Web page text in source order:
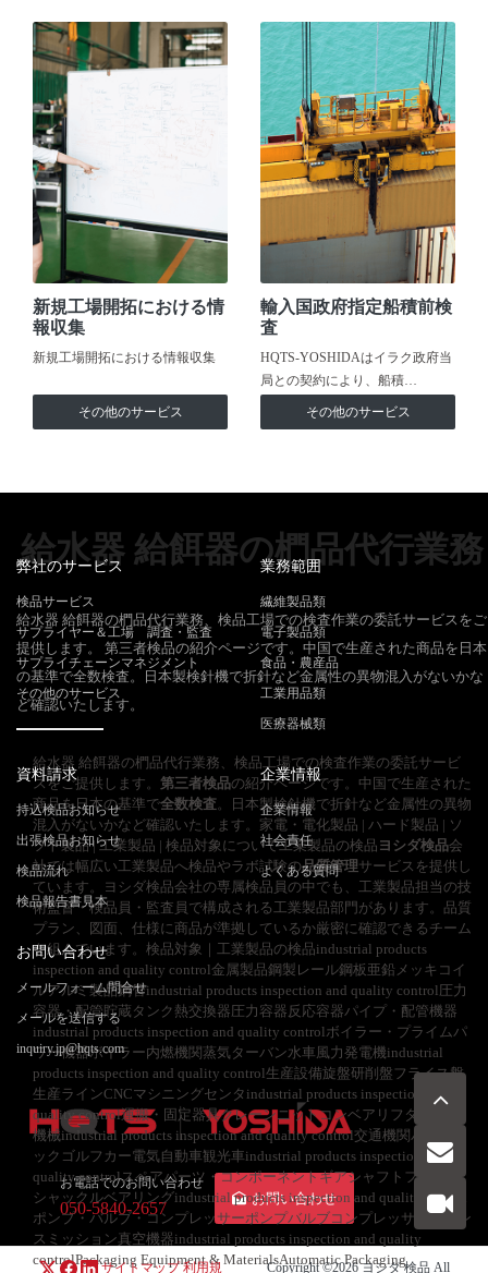
新規工場開拓における情
報収集
新規工場開拓における情報収集
その他のサービス
輸入国政府指定船積前検
査
HQTS-YOSHIDAはイラク政府当
局との契約により、船積…
その他のサービス
給水器 給餌器の椚品代行業務
給水器 給餌器の椚品代行業務、検品工場での検査作業の委託サービスをご
提供します。 第三者検品の紹介ページです。中国で生産された商品を日本
の基準で全数検査。日本製検針機で折針など金属性の異物混入がないかな
ど確認いたします。
給水器 給餌器の椚品代行業務、検品工場での検査作業の委託サービ
スをご提供します。 第三者検品の紹介ページです。中国で生産された
商品を日本の基準で全数検査 。日本製検針機で折針など金属性の異物
混入がないかなど確認いたします。家電・電化製品 | ハード製品 | ソ
フト製品 | 工業製品 | 検品対象について工業製品の検品 ヨシダ検品会
社では幅広い工業製品へ検品やラボ試験の品質管理サービスを提供し
ています。ヨシダ検品会社の専属検品員の中でも、工業製品担当の技
術監督・検品員・監査員で構成される工業製品部門があります。品質
プラン、図面、仕様に商品が準拠しているか厳密に確認できるチーム
を組んでいます。検品対象｜工業製品の検品industrial products
inspection and quality control金属製品鋼製レール鋼板亜鉛メッキコイ
ルアルミ製品鋼管industrial products inspection and quality control圧力
容器・配管貯蔵タンク熱交換器圧力容器反応容器パイプ・配管機器
industrial products inspection and quality controlボイラー・プライムパ
ワー機器ボイラー内燃機関蒸気ターバン水車風力発電機industrial
products inspection and quality control生産設備旋盤研削盤フライス盤
生産ラインCNCマシニングセンタindustrial products inspection and
quality control運搬・固定器具クレーンニットコンベアリフター鉱山
機械industrial products inspection and quality control交通機関バストラ
ックゴルフカー電気自動車観光車industrial products inspection and
quality controlスペアパーツ・コンポーネントギアシャフトフランジ
シャックルベアリングindustrial products inspection and quality control
ポンプ・バルブ・コンプレッサーポンプバルブコンプレッサートラン
スミッション真空機器industrial products inspection and quality
controlPackaging Equipment & MaterialsAutomatic Packaging
弊社のサービス
検品サービス
サプライヤー＆工場 調査・監査
サプライチェーンマネジメント
その他のサービス
業務範囲
繊維製品類
電子製品類
食品・農産品
工業用品類
医療器械類
資料請求
持込検品お知らせ
出張検品お知らせ
検品流れ
検品報告書見本
企業情報
企業情報
社会責任
よくある質問
お問い合わせ
メールフォーム問合せ
メールを送信する
inquiry.jp@hqts.com
お電話でのお問い合わせ
050-5840-2657
お問い合わせ
サイトマップ 利用規 Copyright ©2026ヨシダ 検品 All